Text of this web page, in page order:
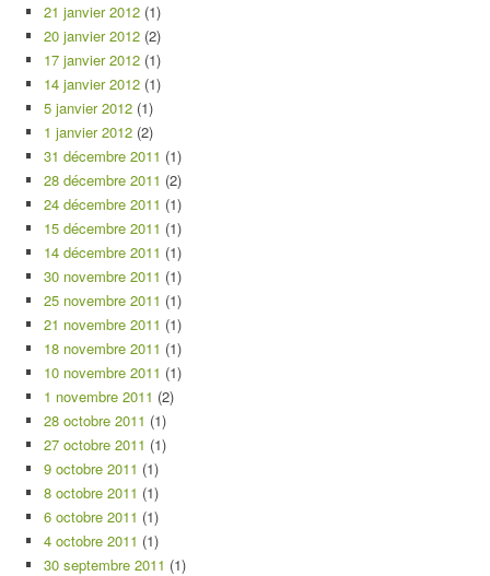
21 janvier 2012 (1)
20 janvier 2012 (2)
17 janvier 2012 (1)
14 janvier 2012 (1)
5 janvier 2012 (1)
1 janvier 2012 (2)
31 décembre 2011 (1)
28 décembre 2011 (2)
24 décembre 2011 (1)
15 décembre 2011 (1)
14 décembre 2011 (1)
30 novembre 2011 (1)
25 novembre 2011 (1)
21 novembre 2011 (1)
18 novembre 2011 (1)
10 novembre 2011 (1)
1 novembre 2011 (2)
28 octobre 2011 (1)
27 octobre 2011 (1)
9 octobre 2011 (1)
8 octobre 2011 (1)
6 octobre 2011 (1)
4 octobre 2011 (1)
30 septembre 2011 (1)